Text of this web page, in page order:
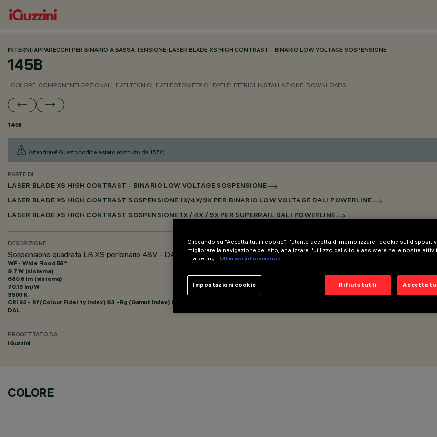
INTERNI/APPARECCHI PER BINARIO A BASSA TENSIONE/LASER BLADE XS/HIGH CONTRAST - BINARIO LOW VOLTAGE SOSPENSIONE
145B
COLORE COMPONENTI OPZIONALI DATI TECNICI DATI FOTOMETRICI DATI ELETTRICI INSTALLAZIONE DOWNLOADS
145B
Attenzione! Questo codice è stato sostituito da 155C.
PARTE DI
LASER BLADE XS HIGH CONTRAST - BINARIO LOW VOLTAGE SOSPENSIONE
LASER BLADE XS HIGH CONTRAST SOSPENSIONE 1X/4X/9X PER BINARIO LOW VOLTAGE DALI POWERLINE
LASER BLADE XS HIGH CONTRAST SOSPENSIONE 1X / 4X / 9X PER SUPERRAIL DALI POWERLINE
DESCRIZIONE
Sospensione quadrata LB XS per binario 48V - DALI Powerline - HC 4 celle - Wide Flood beam
WF - Wide Flood 58°
9.7 W (sistema)
680.6 lm (sistema)
70.16 lm/W
3500 K
CRI 92 - Rf (Colour Fidelity Index) 93 - Rg (Gamut Index) 99
DALI
PROGETTATO DA
iGuzzini
COLORE
Cliccando su “Accetta tutti i cookie”, l'utente accetta di memorizzare i cookie sul
migliorare la navigazione del sito, analizzare l'utilizzo del sito e assistere nelle nostre
marketing.
Ulteriori informazioni
Rifiuta tutti Accetta
Impostazioni cookie